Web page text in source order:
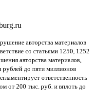
авторства материалов
со статьями 1250, 1252
авторства материалов,
до пяти миллионов
ответственность
от 200 тыс. руб. и вплоть до